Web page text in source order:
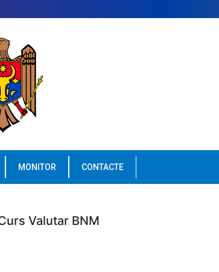
MONITOR CONTACTE
Valutar BNM